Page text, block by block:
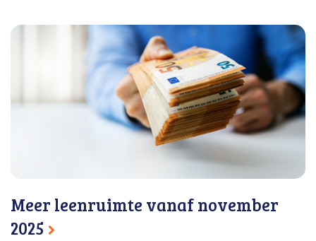
Meer leenruimte vanaf november
2025